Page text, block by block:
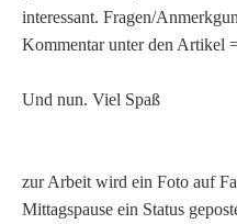
interessant. Fragen/
Kommentar unter den Artikel
Und nun. Viel Spaß
zur Arbeit wird ein Foto auf
Mittagspause ein Status